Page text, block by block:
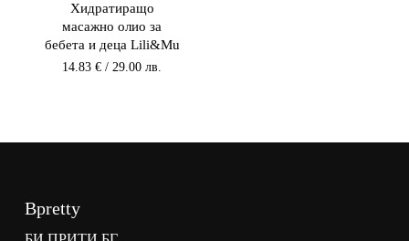
Хидратиращо
масажно олио за
бебета и деца Lili&Mu
14.83€ / 29.00 лв.
Bpretty